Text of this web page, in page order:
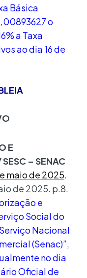
Básica
o
a Taxa
ao dia 16 de
E
– SENAC
maio de 2025.
de 2025. p.8.
e
Social do
Nacional
(Senac)”,
no dia
Oficial de